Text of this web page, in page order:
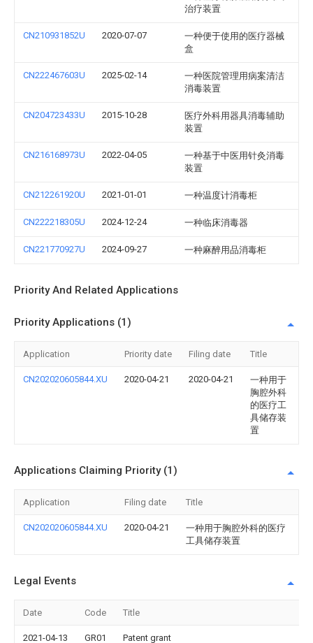
治疗装置
CN210931852U 2020-07-07
一种便于使用的医疗器械
盒
CN222467603U 2025-02-14
一种医院管理用病案清洁
消毒装置
CN204723433U 2015-10-28
医疗外科用器具消毒辅助
装置
CN216168973U 2022-04-05
一种基于中医用针灸消毒
装置
CN212261920U 2021-01-01 一种温度计消毒柜
CN222218305U 2024-12-24 一种临床消毒器
CN221770927U 2024-09-27 一种麻醉用品消毒柜
Priority And Related Applications
Priority Applications (1)
Application Priority date Filing date Title
CN202020605844.XU 2020-04-21 2020-04-21
一种用于
胸腔外科
的医疗工
具储存装
置
Applications Claiming Priority (1)
Application Filing date Title
CN202020605844.XU 2020-04-21
一种用于胸腔外科的医疗
工具储存装置
Legal Events
Date Code Title
2021-04-13 GR01 Patent grant